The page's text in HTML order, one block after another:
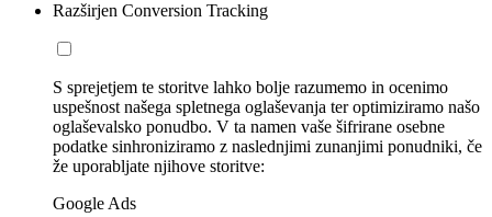
Razširjen Conversion Tracking
S sprejetjem te storitve lahko bolje razumemo in ocenimo
uspešnost našega spletnega oglaševanja ter optimiziramo našo
oglaševalsko ponudbo. V ta namen vaše šifrirane osebne
podatke sinhroniziramo z naslednjimi zunanjimi ponudniki, če
že uporabljate njihove storitve:
Google Ads